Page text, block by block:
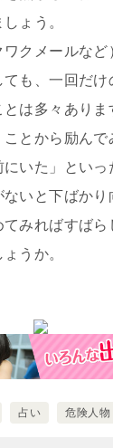
ょう。
クメールなど
も、一回だけ
とは多々ありま
とから励んで
にいた」とい
いと下ばかり
みればすばら
うか。
占い 危険人物